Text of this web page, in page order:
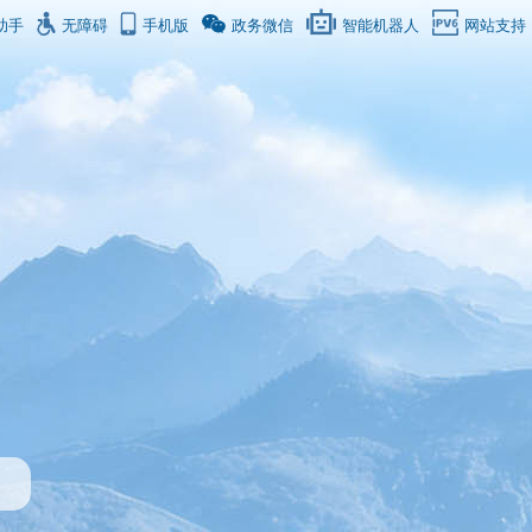
手 无障碍 手机版 政务微信 智能机器人 网站支持